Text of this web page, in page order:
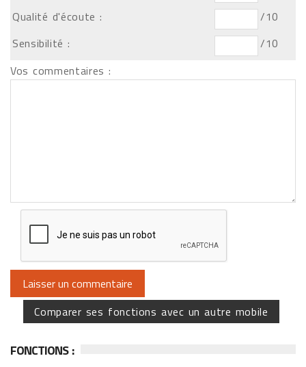
Qualité d'écoute :
/10
Sensibilité :
/10
Vos commentaires :
Comparer ses fonctions avec un autre mobile
FONCTIONS :